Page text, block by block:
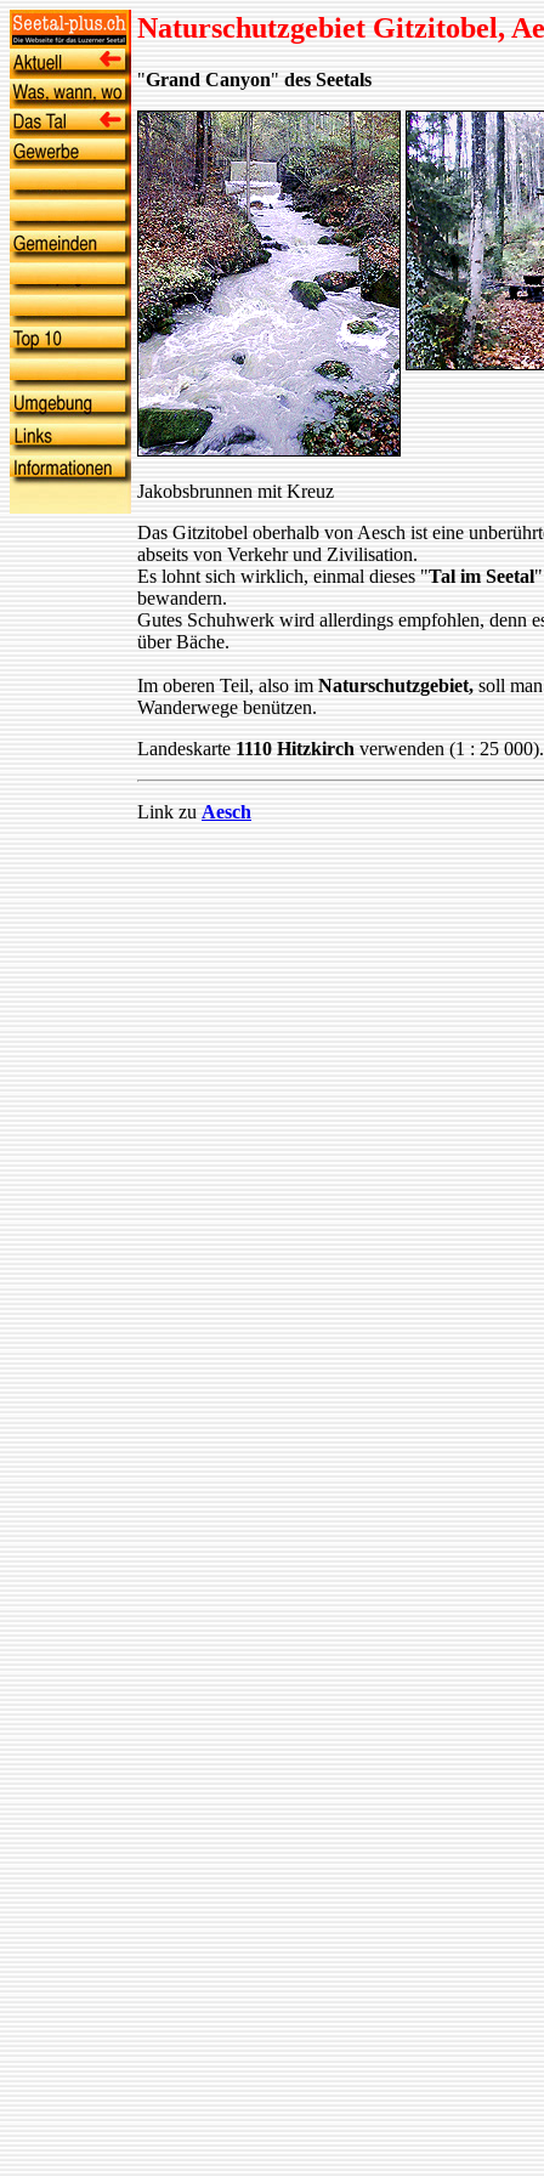
Naturschutzgebiet Gitzitobel,
"Grand Canyon" des Seetals
Jakobsbrunnen mit Kreuz
Das Gitzitobel oberhalb von Aesch ist eine
abseits von Verkehr und Zivilisation.
Es lohnt sich wirklich, einmal dieses "Tal im Seetal
bewandern.
Gutes Schuhwerk wird allerdings empfohlen, denn
über Bäche.
Im oberen Teil, also im Naturschutzgebiet, soll
Wanderwege benützen.
Landeskarte 1110 Hitzkirch verwenden (1 : 25 000).
Link zu Aesch